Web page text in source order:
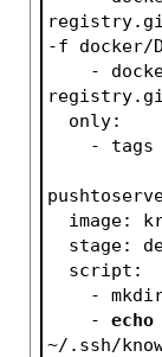
-f
  only:
    - tags
image:
stage:
  script:
-
    -
echo
~/.ssh/